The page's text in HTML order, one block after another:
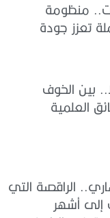
منظومة
تعزز جودة
بين الخوف
العلمية
الراقصة التي
إلى أشهر